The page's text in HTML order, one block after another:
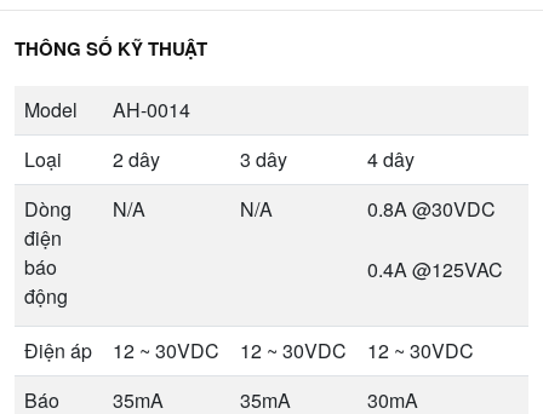
THÔNG SỐ KỸ THUẬT
Model
AH-0014
Loại
2 dây 3 dây
4 dây
Dòng
điện
báo
động
N/A N/A 0.8A @30VDC
0.4A @125VAC
Điện áp 12 ~ 30VDC 12 ~ 30VDC
12 ~ 30VDC
Báo
35mA 35mA 30mA